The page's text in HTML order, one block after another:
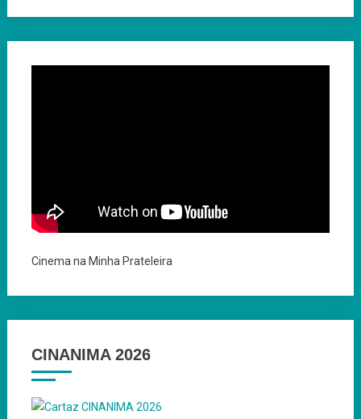
Cinema na Minha Prateleira
CINANIMA 2026